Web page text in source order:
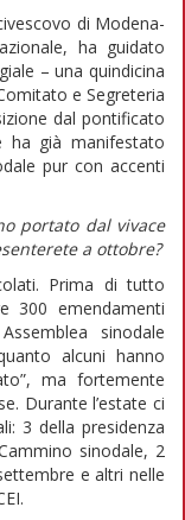
di Modena-
ha guidato
– una quindicina
e Segreteria
dal pontificato
ha già manifestato
pur con accenti
portato dal vivace
a ottobre?
Prima di tutto
300 emendamenti
sinodale
alcuni hanno
ma fortemente
Durante l’estate ci
3 della presidenza
sinodale, 2
e altri nelle